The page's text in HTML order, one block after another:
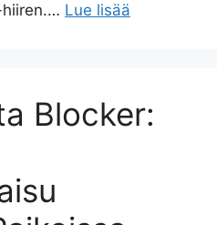
hiiren.… Lue lisää
Blocker: